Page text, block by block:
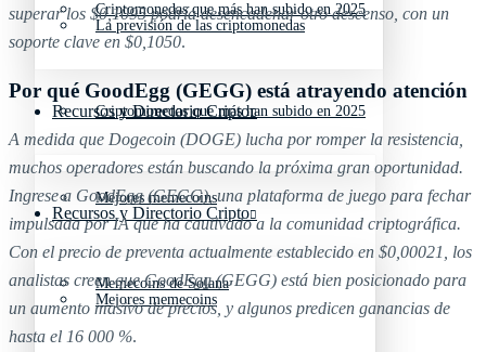
Criptomonedas que más han subido en 2025
Recursos y Directorio Cripto
Mejores memecoins
Memecoins de Solana
La previsión de las criptomonedas
Criptomonedas que más han subido en 2025
Recursos y Directorio Cripto
Mejores memecoins
superar los $0,1095 podría desencadenar otro descenso, con un
soporte clave en $0,1050.
Por qué GoodEgg (GEGG) está atrayendo atención
A medida que Dogecoin (DOGE) lucha por romper la resistencia,
muchos operadores están buscando la próxima gran oportunidad.
Ingrese a GoodEgg (GEGG), una plataforma de juego para fechar
impulsada por IA que ha cautivado a la comunidad criptográfica.
Con el precio de preventa actualmente establecido en $0,00021, los
analistas creen que GoodEgg (GEGG) está bien posicionado para
un aumento masivo de precios, y algunos predicen ganancias de
hasta el 16 000 %.